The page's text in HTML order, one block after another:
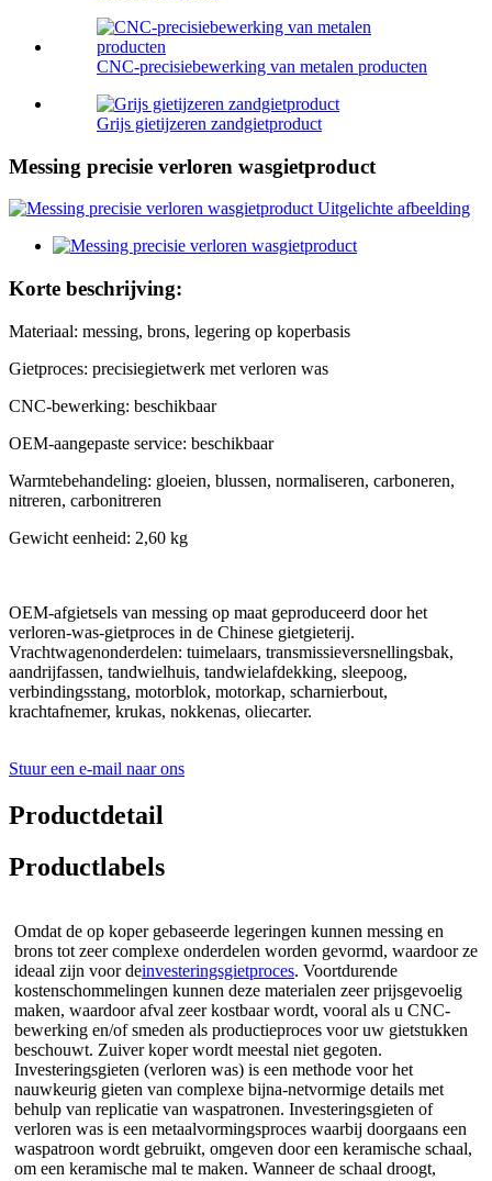
CNC-precisiebewerking van metalen producten
Grijs gietijzeren zandgietproduct
Messing precisie verloren wasgietproduct
Korte beschrijving:
Materiaal: messing, brons, legering op koperbasis
Gietproces: precisiegietwerk met verloren was
CNC-bewerking: beschikbaar
OEM-aangepaste service: beschikbaar
Warmtebehandeling: gloeien, blussen, normaliseren, carboneren,
nitreren, carbonitreren
Gewicht eenheid: 2,60 kg
OEM-afgietsels van messing op maat geproduceerd door het
verloren-was-gietproces in de Chinese gietgieterij.
Vrachtwagenonderdelen: tuimelaars, transmissieversnellingsbak,
aandrijfassen, tandwielhuis, tandwielafdekking, sleepoog,
verbindingsstang, motorblok, motorkap, scharnierbout,
krachtafnemer, krukas, nokkenas, oliecarter.
Stuur een e-mail naar ons
Productdetail
Productlabels
Omdat de op koper gebaseerde legeringen kunnen messing en
brons tot zeer complexe onderdelen worden gevormd, waardoor ze
ideaal zijn voor deinvesteringsgietproces. Voortdurende
kostenschommelingen kunnen deze materialen zeer prijsgevoelig
maken, waardoor afval zeer kostbaar wordt, vooral als u CNC-
bewerking en/of smeden als productieproces voor uw gietstukken
beschouwt. Zuiver koper wordt meestal niet gegoten.
Investeringsgieten (verloren was) is een methode voor het
nauwkeurig gieten van complexe bijna-netvormige details met
behulp van replicatie van waspatronen. Investeringsgieten of
verloren was is een metaalvormingsproces waarbij doorgaans een
waspatroon wordt gebruikt, omgeven door een keramische schaal,
om een ​​keramische mal te maken. Wanneer de schaal droogt,